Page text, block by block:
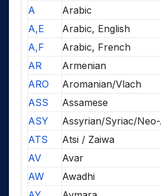
A
Arabic
A,E
Arabic, English
A,F
Arabic, French
AR
Armenian
ARO
Aromanian/Vlach
ASS
Assamese
ASY
Assyrian/Syriac/
ATS
Atsi / Zaiwa
AV
Avar
AW
Awadhi